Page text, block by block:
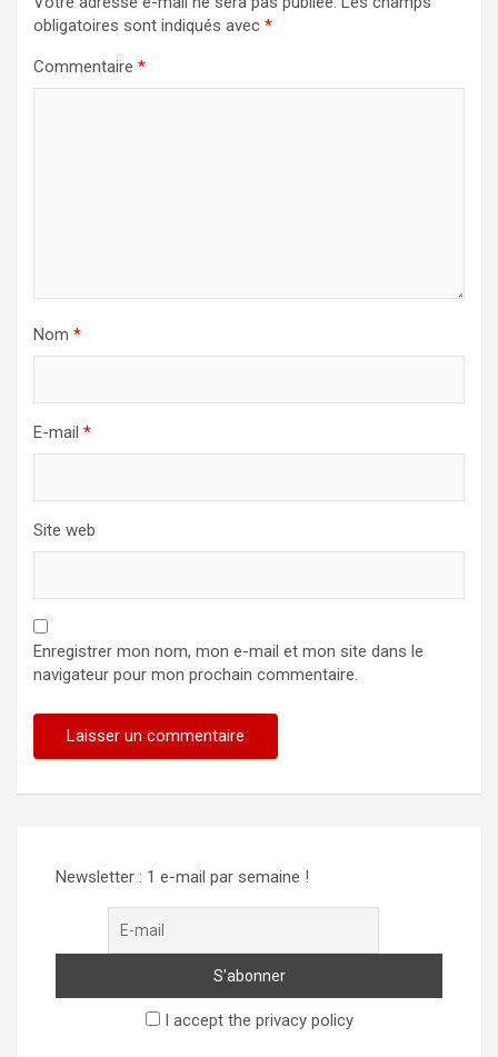
obligatoires sont indiqués avec *
Commentaire *
Nom *
E-mail *
Site web
Enregistrer mon nom, mon e-mail et mon site dans le
navigateur pour mon prochain commentaire.
Newsletter : 1 e-mail par semaine !
I accept the privacy policy